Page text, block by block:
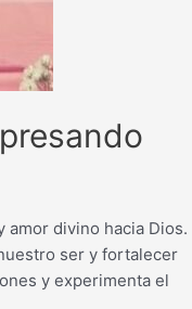
divino hacia Dios.
ser y fortalecer
y experimenta el